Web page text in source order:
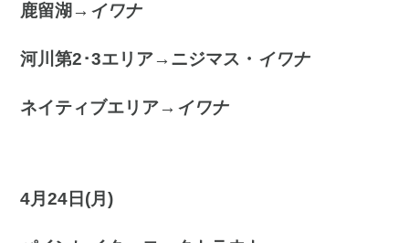
鹿留湖→ イワナ
河川第2･3エリア→ニジマス・ イワナ
ネイティブエリア→ イワナ
4月24日(月)